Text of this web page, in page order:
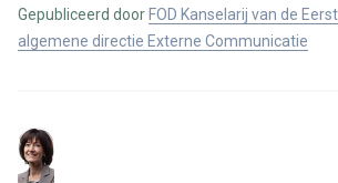
Gepubliceerd door FOD Kanselarij van de
algemene directie Externe Communicatie